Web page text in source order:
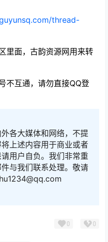
thread-
里面，古韵资源网用来转
不互通，请勿直接QQ登
明
各大媒体和网络，不提
上述内容用于商业或者
用户自负。我们非常重
与我们联系处理。敬请
0 0